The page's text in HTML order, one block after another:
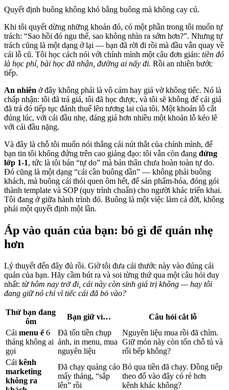
Quyết định buông không khó bằng buông mà không cay cú.
Khi tôi quyết dừng những khoản đó, có một phần trong tôi muốn tự
trách: “Sao hồi đó ngu thế, sao không nhìn ra sớm hơn?”. Nhưng tự
trách cũng là một dạng ở lại — bạn đã rời đi rồi mà đầu vẫn quay về
cái lỗ cũ. Tôi học cách nói với chính mình một câu đơn giản: tiền đó
là học phí, bài học đã nhận, đường ai nấy đi. Rồi an nhiên bước
tiếp.
An nhiên ở đây không phải là vô cảm hay giả vờ không tiếc. Nó là
chấp nhận: tôi đã trả giá, tôi đã học được, và tôi sẽ không để cái giá
đã trả đó tiếp tục đánh thuế lên tương lai của tôi. Một khoản lỗ cắt
đúng lúc, với cái đầu nhẹ, đáng giá hơn nhiều một khoản lỗ kéo lê
với cái đầu nặng.
Và đây là chỗ tôi muốn nói thẳng cái nút thắt của chính mình, để
bạn tin tôi không đứng trên cao giảng đạo: tôi vẫn còn đang đứng
lớp 1-1, tức là tôi bán “tự do” mà bản thân chưa hoàn toàn tự do.
Đó cũng là một dạng “cái cần buông dần” — không phải buông
khách, mà buông cái thói quen ôm hết, để sản phẩm-hóa, đóng gói
thành template và SOP (quy trình chuẩn) cho người khác triển khai.
Tôi đang ở giữa hành trình đó. Buông là một việc làm cả đời, không
phải một quyết định một lần.
Áp vào quán của bạn: bỏ gì để quán nhẹ
hơn
Lý thuyết đến đây đủ rồi. Giờ tôi đưa cái thước này vào đúng cái
quán của bạn. Hãy cầm bút ra và soi từng thứ qua một câu hỏi duy
nhất: từ hôm nay trở đi, cái này còn sinh giá trị không — hay tôi
đang giữ nó chỉ vì tiếc cái đã bỏ vào?
Thứ bạn đang
ôm
Bạn giữ vì…
Câu hỏi cắt lỗ
Cái menu ế6
tháng không ai
gọi
Đã tốn tiền chụp
ảnh, in menu, mua
nguyên liệu
Nguyên liệu mua rồi đã chìm.
Giữ món này còn tốn chỗ tủ và
rối bếp không?
Cái kênh
marketing
không ra
Đã chạy quảng cáo
mấy tháng, “sắp
lên” rồi
Bỏ qua tiền đã chạy. Đồng tiếp
theo đổ vào đây có rẻ hơn
kênh khác không?